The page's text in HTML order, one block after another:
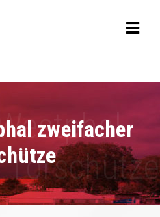
zweifacher